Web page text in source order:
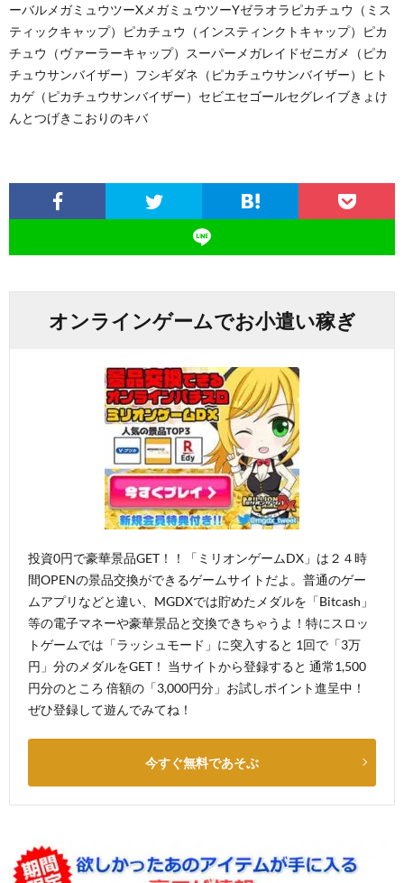
ーバルメガミュウツーXメガミュウツーYゼラオラピカチュウ（ミス
ティックキャップ）ピカチュウ（インスティンクトキャップ）ピカ
チュウ（ヴァーラーキャップ）スーパーメガレイドゼニガメ（ピカ
チュウサンバイザー）フシギダネ（ピカチュウサンバイザー）ヒト
カゲ（ピカチュウサンバイザー）セビエセゴールセグレイブきょけ
んとつげきこおりのキバ
オンラインゲームでお小遣い稼ぎ
投資0円で豪華景品GET！！「ミリオンゲームDX」は２４時
間OPENの景品交換ができるゲームサイトだよ。普通のゲー
ムアプリなどと違い、MGDXでは貯めたメダルを「Bitcash」
等の電子マネーや豪華景品と交換できちゃうよ！特にスロッ
トゲームでは「ラッシュモード」に突入すると 1回で「3万
円」分のメダルをGET！ 当サイトから登録すると 通常1,500
円分のところ 倍額の「3,000円分」お試しポイント進呈中！
ぜひ登録して遊んでみてね！
今すぐ無料であそぶ